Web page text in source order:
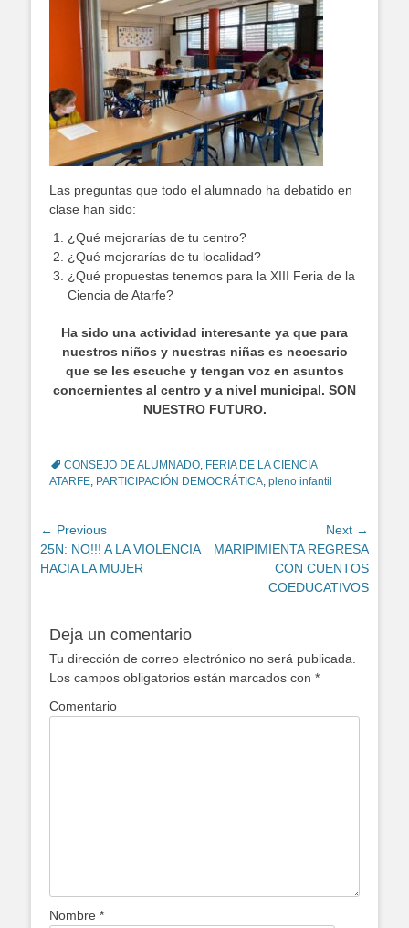
Las preguntas que todo el alumnado ha debatido en
clase han sido:
¿Qué mejorarías de tu centro?
¿Qué mejorarías de tu localidad?
¿Qué propuestas tenemos para la XIII Feria de la
Ciencia de Atarfe?
Ha sido una actividad interesante ya que para
nuestros niños y nuestras niñas es necesario
que se les escuche y tengan voz en asuntos
concernientes al centro y a nivel municipal. SON
NUESTRO FUTURO.
TagsCONSEJO DE ALUMNADO, FERIA DE LA CIENCIA
ATARFE, PARTICIPACIÓN DEMOCRÁTICA, pleno infantil
Navegación
de
entradas
← Previous
Previous
post:
25N: NO!!! A LA VIOLENCIA
HACIA LA MUJER
Next →
Next
MARIPIMIENTA REGRESA
CON CUENTOS
COEDUCATIVOS
Deja un comentario
Tu dirección de correo electrónico no será publicada.
Los campos obligatorios están marcados con *
Comentario
Nombre *